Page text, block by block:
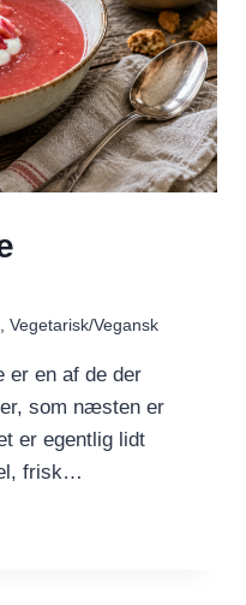
, Vegetarisk/Vegansk
er en af de der
som næsten er
er egentlig lidt
frisk…